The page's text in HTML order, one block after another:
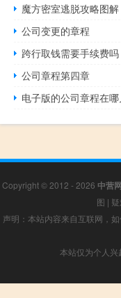
魔方密室逃脱攻略图解
公司变更的章程
跨行取钱需要手续费吗
公司章程第四章
电子版的公司章程在
Copyright © 2012 - 2026 中营网
图 |
声明：本站内容来自互联网，
本站仅为个人